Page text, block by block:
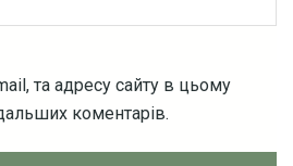
та адресу сайту в цьому
коментарів.